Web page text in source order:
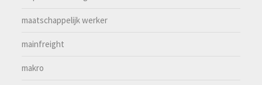
maatschappelijk werker
mainfreight
makro